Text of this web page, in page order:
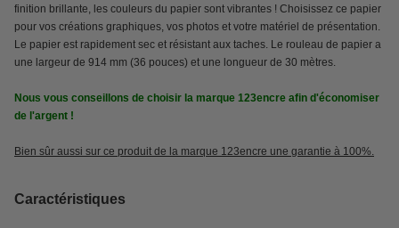
finition brillante, les couleurs du papier sont vibrantes ! Choisissez ce papier
pour vos créations graphiques, vos photos et votre matériel de présentation.
Le papier est rapidement sec et résistant aux taches. Le rouleau de papier a
une largeur de 914 mm (36 pouces) et une longueur de 30 mètres.
Nous vous conseillons de choisir la marque 123encre afin d'économiser
de l'argent !
Bien sûr aussi sur ce produit de la marque 123encre une garantie à 100%.
Caractéristiques